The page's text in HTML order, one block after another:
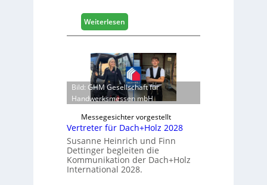
L
o
g
s
t
i
k
b
e
r
e
i
c
h
Weiterlesen:
E
g
e
r
:
S
a
b
l
e
Bild: GHM Gesellschaft für
Handwerksmessen mbH
Messegesichter vorgestellt
Vertreter für Dach+Holz 2028
Susanne Heinrich und Finn
Dettinger begleiten die
Kommunikation der Dach+Holz
International 2028.